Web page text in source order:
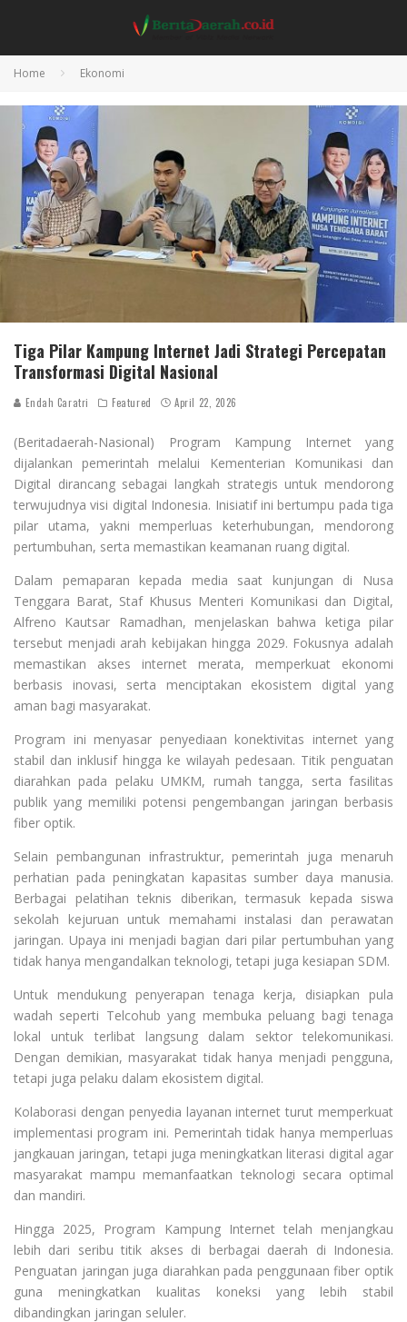
Home Ekonomi
Tiga Pilar Kampung Internet Jadi Strategi Percepatan
Transformasi Digital Nasional
Endah Caratri Featured April 22, 2026
(Beritadaerah-Nasional) Program Kampung Internet yang
dijalankan pemerintah melalui Kementerian Komunikasi dan
Digital dirancang sebagai langkah strategis untuk mendorong
terwujudnya visi digital Indonesia. Inisiatif ini bertumpu pada tiga
pilar utama, yakni memperluas keterhubungan, mendorong
pertumbuhan, serta memastikan keamanan ruang digital.
Dalam pemaparan kepada media saat kunjungan di Nusa
Tenggara Barat, Staf Khusus Menteri Komunikasi dan Digital,
Alfreno Kautsar Ramadhan, menjelaskan bahwa ketiga pilar
tersebut menjadi arah kebijakan hingga 2029. Fokusnya adalah
memastikan akses internet merata, memperkuat ekonomi
berbasis inovasi, serta menciptakan ekosistem digital yang
aman bagi masyarakat.
Program ini menyasar penyediaan konektivitas internet yang
stabil dan inklusif hingga ke wilayah pedesaan. Titik penguatan
diarahkan pada pelaku UMKM, rumah tangga, serta fasilitas
publik yang memiliki potensi pengembangan jaringan berbasis
fiber optik.
Selain pembangunan infrastruktur, pemerintah juga menaruh
perhatian pada peningkatan kapasitas sumber daya manusia.
Berbagai pelatihan teknis diberikan, termasuk kepada siswa
sekolah kejuruan untuk memahami instalasi dan perawatan
jaringan. Upaya ini menjadi bagian dari pilar pertumbuhan yang
tidak hanya mengandalkan teknologi, tetapi juga kesiapan SDM.
Untuk mendukung penyerapan tenaga kerja, disiapkan pula
wadah seperti Telcohub yang membuka peluang bagi tenaga
lokal untuk terlibat langsung dalam sektor telekomunikasi.
Dengan demikian, masyarakat tidak hanya menjadi pengguna,
tetapi juga pelaku dalam ekosistem digital.
Kolaborasi dengan penyedia layanan internet turut memperkuat
implementasi program ini. Pemerintah tidak hanya memperluas
jangkauan jaringan, tetapi juga meningkatkan literasi digital agar
masyarakat mampu memanfaatkan teknologi secara optimal
dan mandiri.
Hingga 2025, Program Kampung Internet telah menjangkau
lebih dari seribu titik akses di berbagai daerah di Indonesia.
Penguatan jaringan juga diarahkan pada penggunaan fiber optik
guna meningkatkan kualitas koneksi yang lebih stabil
dibandingkan jaringan seluler.